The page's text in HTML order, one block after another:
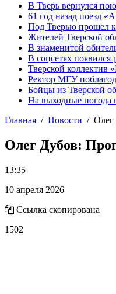
В Тверь вернулся
61 год назад поезд
Под Тверью прошел
Жителей Тверской
В знаменитой
В соцсетях
Тверской коллектив
Ректор МГУ
Бойцы из Тверской
На выходные погода
Главная
Новости Олег
Олег Дубов:
13:35
10 апреля 2026
Ссылка скопирована
1502